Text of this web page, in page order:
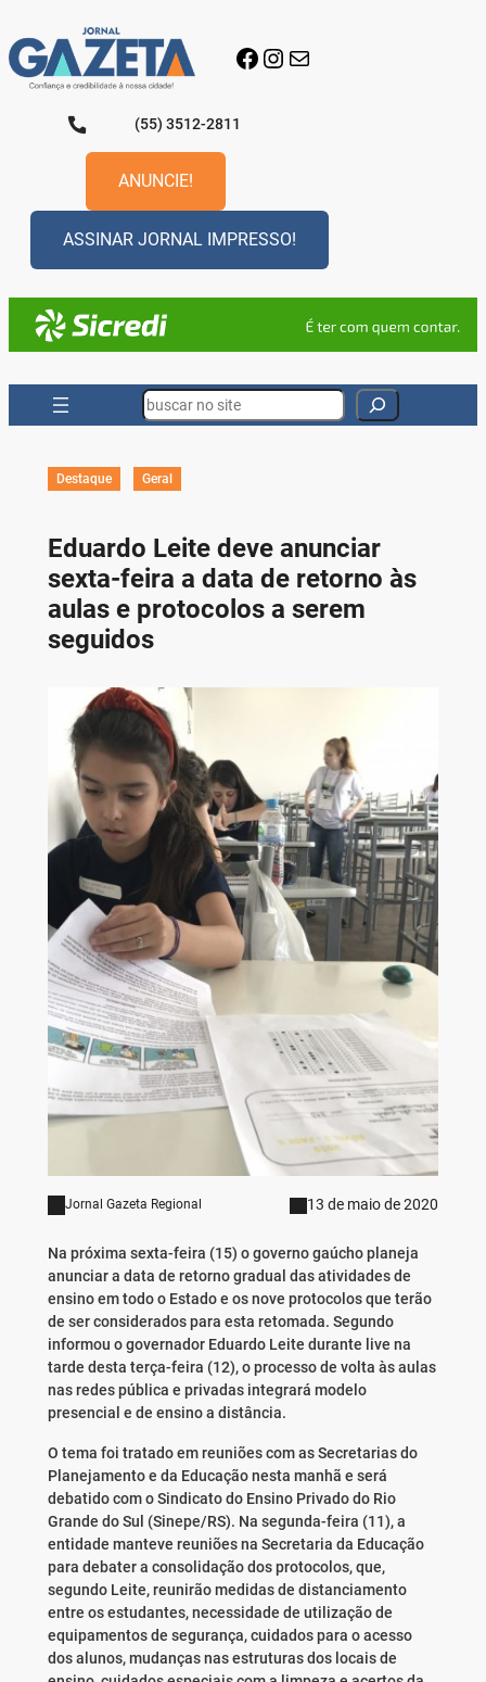
para
o
conteúdo
Facebook
Instagram
E-mail
(55) 3512-2811
ANUNCIE!
ASSINAR JORNAL IMPRESSO!
Search
Destaque Geral
Eduardo Leite deve anunciar
sexta-feira a data de retorno às
aulas e protocolos a serem
seguidos
Jornal Gazeta Regional 13 de maio de 2020
Na próxima sexta-feira (15) o governo gaúcho planeja
anunciar a data de retorno gradual das atividades de
ensino em todo o Estado e os nove protocolos que terão
de ser considerados para esta retomada. Segundo
informou o governador Eduardo Leite durante live na
tarde desta terça-feira (12), o processo de volta às aulas
nas redes pública e privadas integrará modelo
presencial e de ensino a distância.
O tema foi tratado em reuniões com as Secretarias do
Planejamento e da Educação nesta manhã e será
debatido com o Sindicato do Ensino Privado do Rio
Grande do Sul (Sinepe/RS). Na segunda-feira (11), a
entidade manteve reuniões na Secretaria da Educação
para debater a consolidação dos protocolos, que,
segundo Leite, reunirão medidas de distanciamento
entre os estudantes, necessidade de utilização de
equipamentos de segurança, cuidados para o acesso
dos alunos, mudanças nas estruturas dos locais de